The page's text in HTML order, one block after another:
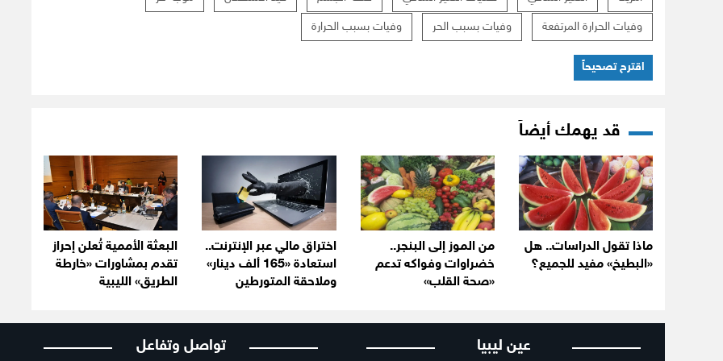
وفيات الحرارة المرتفعة وفيات بسبب الحر وفيات بسبب الحرارة
اقترح تصحيحاً
قد يهمك أيضاً
ماذا تقول الدراسات.. هل
«البطيخ» مفيد للجميع؟
من الموز إلى البنجر..
خضراوات وفواكه تدعم
«صحة القلب»
اختراق مالي عبر الإنترنت..
استعادة «165 ألف دينار»
وملاحقة المتورطين
البعثة الأممية تُعلن إحراز
تقدم بمشاورات «خارطة
الطريق» الليبية
عين ليبيا تواصل وتفاعل